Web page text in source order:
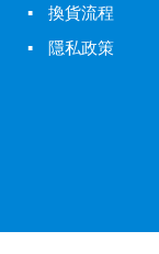
▪
換貨流程
▪
隱私政策